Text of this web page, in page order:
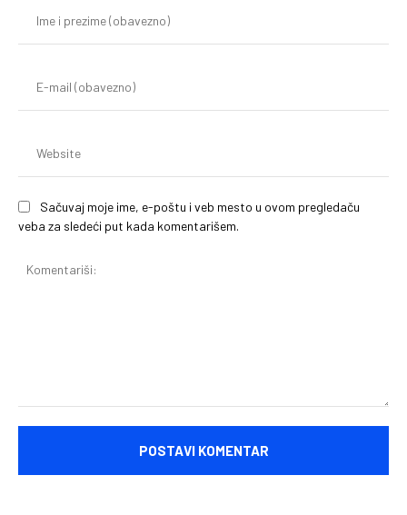
Sačuvaj moje ime, e-poštu i veb mesto u ovom pregledaču
veba za sledeći put kada komentarišem.